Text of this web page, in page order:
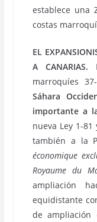
establece una
costas
EL
A CANARIAS.
marroquíes
Sáhara
importante a
nueva Ley 1-
también a la
économique
Royaume du
ampliación
equidistante
de ampliación